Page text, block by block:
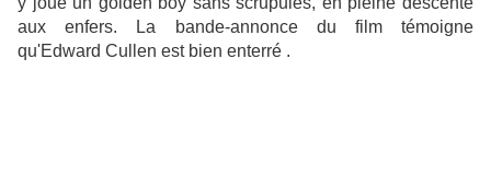
aux enfers. La bande-annonce du film témoigne
qu'Edward Cullen est bien enterré .